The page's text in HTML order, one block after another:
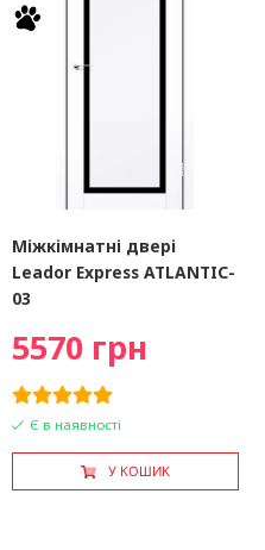
Міжкімнатні двері
Leador Express ATLANTIC-
03
5570 грн
Є в наявності
У КОШИК